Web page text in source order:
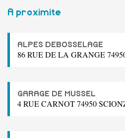
A proximite
ALPES DEBOSSELAGE
86 RUE DE LA GRANGE
GARAGE DE MUSSEL
4 RUE CARNOT 74950